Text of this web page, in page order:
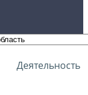
Деятельность